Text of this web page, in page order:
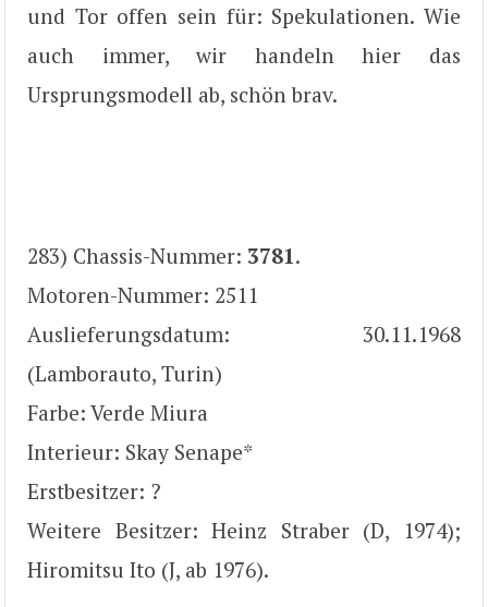
und Tor offen sein für: Spekulationen. Wie
auch immer, wir handeln hier das
Ursprungsmodell ab, schön brav.
283) Chassis-Nummer: 3781.
Motoren-Nummer: 2511
Auslieferungsdatum: 30.11.1968
(Lamborauto, Turin)
Farbe: Verde Miura
Interieur: Skay Senape*
Erstbesitzer: ?
Weitere Besitzer: Heinz Straber (D, 1974);
Hiromitsu Ito (J, ab 1976).